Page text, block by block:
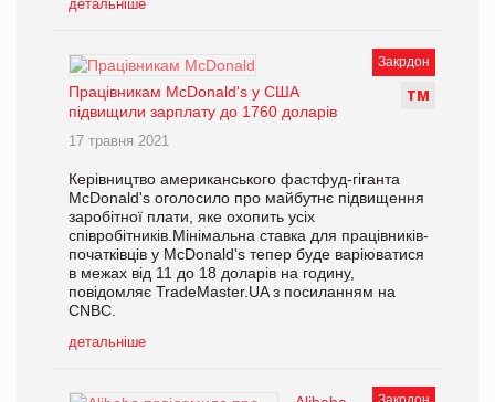
детальніше
Закрдон
ТМ
Працівникам McDonald's у США
підвищили зарплату до 1760 доларів
17 травня 2021
Керівництво американського фастфуд-гіганта
McDonald's оголосило про майбутнє підвищення
заробітної плати, яке охопить усіх
співробітників.Мінімальна ставка для працівників-
початківців у McDonald's тепер буде варіюватися
в межах від 11 до 18 доларів на годину,
повідомляє TradeMaster.UA з посиланням на
CNBC.
детальніше